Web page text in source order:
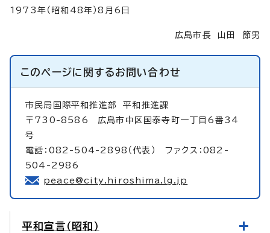
1973年（昭和48年）8月6日
広島市長 山田 節男
このページに関するお問い合わせ
市民局国際平和推進部平和推進課
〒730-8586 広島市中区国泰寺町一丁目6番34
号
電話：082-504-2898（代表） ファクス：082-
504-2986
peace@city.hiroshima.lg.jp
平和宣言（昭和）